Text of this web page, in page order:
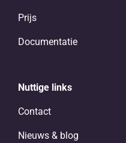
Prijs
Documentatie
Nuttige links
Contact
Nieuws & blog